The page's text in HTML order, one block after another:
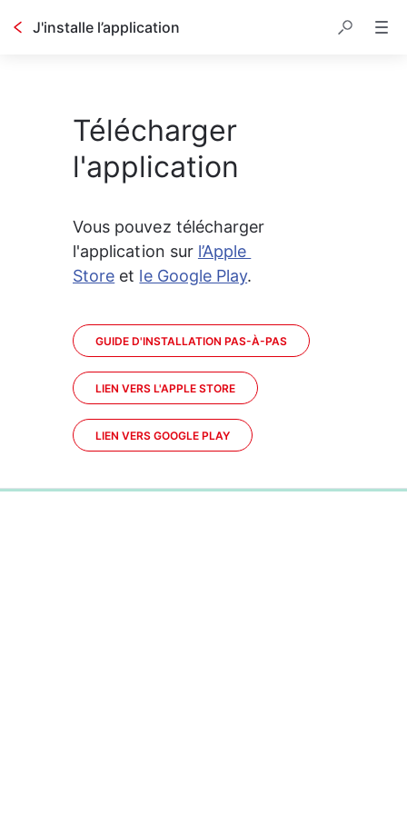
J'installe l’application
Télécharger
l'application
Vous pouvez télécharger
l'application sur l’Apple
Store et le Google Play.
GUIDE D'INSTALLATION PAS-À-PAS
LIEN VERS L'APPLE STORE
LIEN VERS GOOGLE PLAY
0%